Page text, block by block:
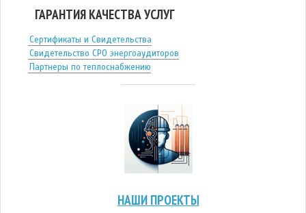
ГАРАНТИЯ КАЧЕСТВА УСЛУГ
Сертификаты и Свидетельства
Свидетельство СРО энергоаудиторов
Партнеры по теплоснабжению
НАШИ ПРОЕКТЫ